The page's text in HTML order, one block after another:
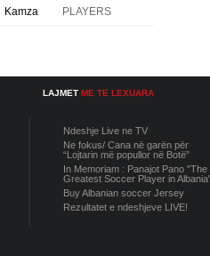
Kamza PLAYERS
LAJMET ME TE LEXUARA
Ndeshje Live ne TV
Ne fokus/ Cana në garën për
“Lojtarin më popullor në Botë”
In Memoriam : Panajot Pano "The
Greatest Soccer Player in
Buy Albanian soccer Jersey
Rezultatet e ndeshjeve LIVE!